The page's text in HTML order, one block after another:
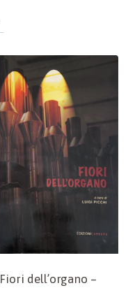
Fiori dell’organo –